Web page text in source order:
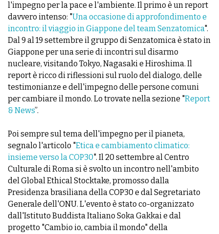
l'impegno per la pace e l'ambiente. Il primo è un report
davvero intenso: "Una occasione di approfondimento e
incontro: il viaggio in Giappone del team Senzatomica".
Dal 9 al 19 settembre il gruppo di Senzatomica è stato in
Giappone per una serie di incontri sul disarmo
nucleare, visitando Tokyo, Nagasaki e Hiroshima. Il
report è ricco di riflessioni sul ruolo del dialogo, delle
testimonianze e dell'impegno delle persone comuni
per cambiare il mondo. Lo trovate nella sezione "Report
& News”.
Poi sempre sul tema dell'impegno per il pianeta,
segnalo l'articolo "Etica e cambiamento climatico:
insieme verso la COP30". Il 20 settembre al Centro
Culturale di Roma si è svolto un incontro nell'ambito
del Global Ethical Stocktake, promosso dalla
Presidenza brasiliana della COP30 e dal Segretariato
Generale dell'ONU. L'evento è stato co-organizzato
dall'Istituto Buddista Italiano Soka Gakkai e dal
progetto "Cambio io, cambia il mondo" della